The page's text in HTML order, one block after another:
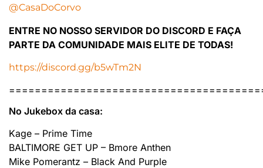
@CasaDoCorvo
ENTRE NO NOSSO SERVIDOR DO DISCORD E FAÇA
PARTE DA COMUNIDADE MAIS ELITE DE TODAS!
https://discord.gg/b5wTm2N
No Jukebox da casa:
Kage – Prime Time
BALTIMORE GET UP – Bmore Anthen
Mike Pomerantz – Black And Purple